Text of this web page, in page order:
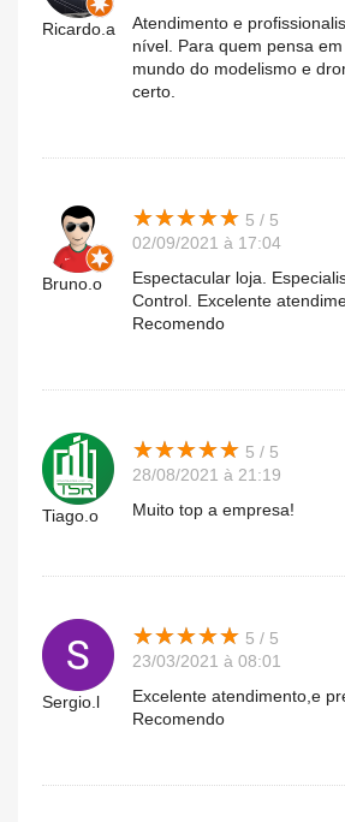
Ricardo.a
Atendimento e
nível. Para quem pensa
mundo do modelismo e
certo.
Bruno.o
★★★★★
★★★★★ 5 / 5
02/09/2021 à 17:04
Espectacular loja.
Control. Excelente
Recomendo
Tiago.o
★★★★★
★★★★★ 5 / 5
28/08/2021 à 21:19
Muito top a empresa!
Sergio.l
★★★★★
★★★★★ 5 / 5
23/03/2021 à 08:01
Excelente atendimento,e
Recomendo